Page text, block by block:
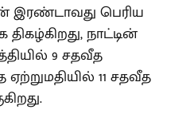
இரண்டாவது பெரிய
நாட்டின்
9 சதவீத
11 சதவீத